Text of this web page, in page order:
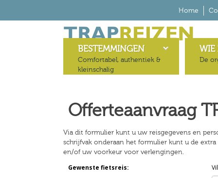
Home
BESTEMMINGEN
Comfortabel, authentiek &
kleinschalig
WIE
De
Offerteaanvraag
Via dit formulier kunt u uw reisgegevens en
schrijfvak onderaan het formulier kunt u de
en/of uw voorkeur voor verlengingen.
Gewenste fietsreis: